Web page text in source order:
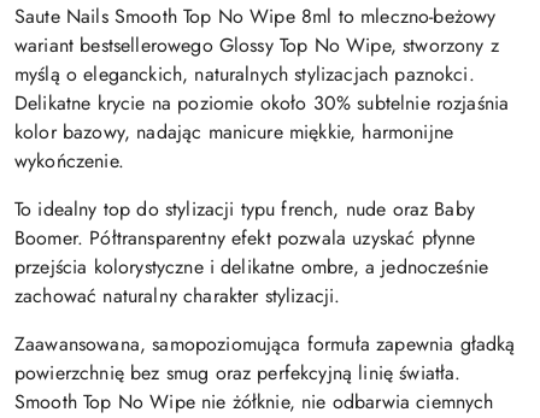
Saute Nails Smooth Top No Wipe 8ml to mleczno-beżowy
wariant bestsellerowego Glossy Top No Wipe, stworzony z
myślą o eleganckich, naturalnych stylizacjach paznokci.
Delikatne krycie na poziomie około 30% subtelnie rozjaśnia
kolor bazowy, nadając manicure miękkie, harmonijne
wykończenie.
To idealny top do stylizacji typu french, nude oraz Baby
Boomer. Półtransparentny efekt pozwala uzyskać płynne
przejścia kolorystyczne i delikatne ombre, a jednocześnie
zachować naturalny charakter stylizacji.
Zaawansowana, samopoziomująca formuła zapewnia gładką
powierzchnię bez smug oraz perfekcyjną linię światła.
Smooth Top No Wipe nie żółknie, nie odbarwia ciemnych